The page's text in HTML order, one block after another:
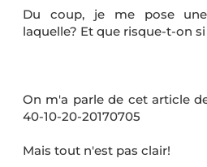
Du coup, je me pose
laquelle? Et que risque-t-on
On m'a parle de cet article
40-10-20-20170705
Mais tout n'est pas clair!